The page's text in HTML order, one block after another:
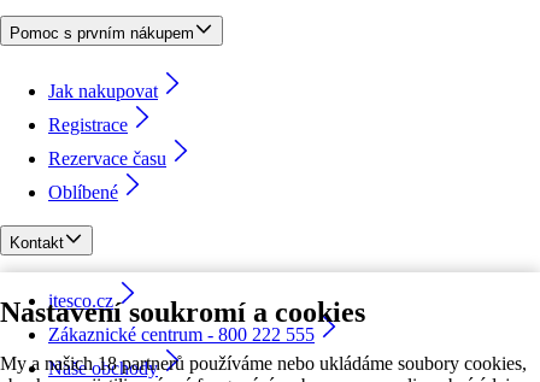
Nastavení soukromí a cookies
My a našich 18 partnerů používáme nebo ukládáme soubory cookies,
Pomoc s prvním nákupem
Jak nakupovat
Registrace
Rezervace času
Oblíbené
Kontakt
itesco.cz
Zákaznické centrum - 800 222 555
Naše obchody